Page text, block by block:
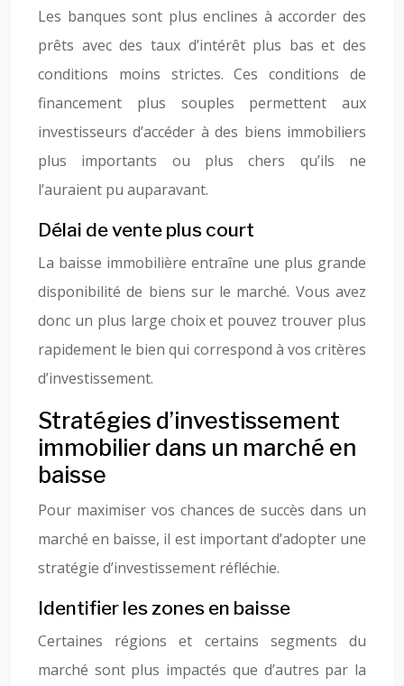
Les banques sont plus enclines à accorder des
prêts avec des taux d’intérêt plus bas et des
conditions moins strictes. Ces conditions de
financement plus souples permettent aux
investisseurs d’accéder à des biens immobiliers
plus importants ou plus chers qu’ils ne
l’auraient pu auparavant.
Délai de vente plus court
La baisse immobilière entraîne une plus grande
disponibilité de biens sur le marché. Vous avez
donc un plus large choix et pouvez trouver plus
rapidement le bien qui correspond à vos critères
d’investissement.
Stratégies d’investissement
immobilier dans un marché en
baisse
Pour maximiser vos chances de succès dans un
marché en baisse, il est important d’adopter une
stratégie d’investissement réfléchie.
Identifier les zones en baisse
Certaines régions et certains segments du
marché sont plus impactés que d’autres par la